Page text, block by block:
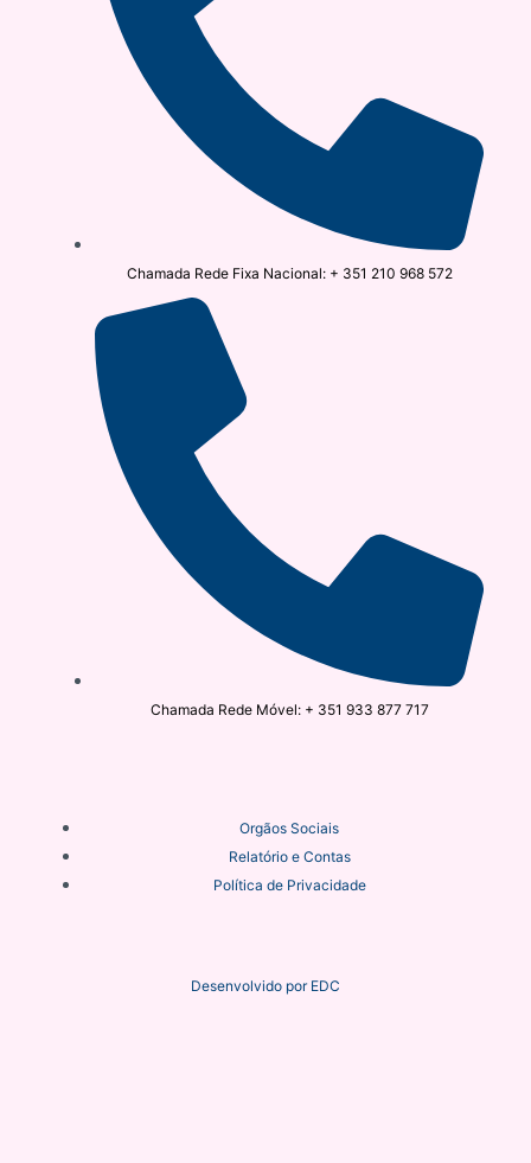
Chamada Rede Fixa Nacional: + 351 210 968 572
Chamada Rede Móvel: + 351 933 877 717
Orgãos Sociais
Relatório e Contas
Política de Privacidade
Desenvolvido por EDC